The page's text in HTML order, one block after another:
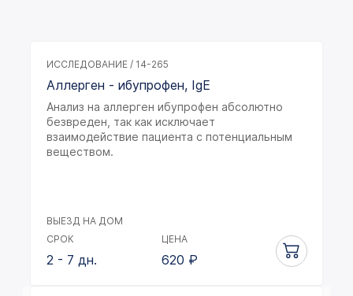
ИССЛЕДОВАНИЕ / 14-265
Аллерген - ибупрофен, IgE
Анализ на аллерген ибупрофен абсолютно
безвреден, так как исключает
взаимодействие пациента с потенциальным
веществом.
ВЫЕЗД НА ДОМ
СРОК
2 - 7 дн.
ЦЕНА
620 ₽